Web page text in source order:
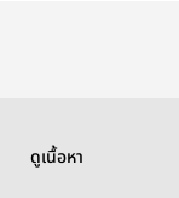
ดูเนื้อหา